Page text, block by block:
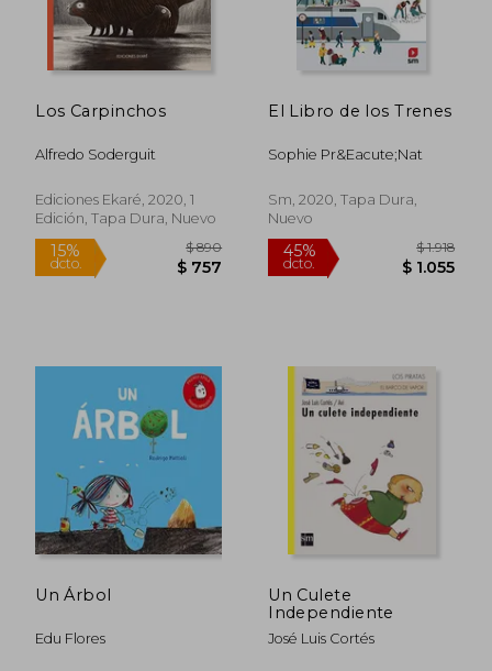
45% $ 1.308 40%
dcto.
40%
dcto.
Los Carpinchos
Alfredo Soderguit
Ediciones Ekaré, 2020, 1
Edición, Tapa Dura, Nuevo
El Libro de los Trenes
Sophie Pr&Eacute;Nat
Sm, 2020, Tapa Dura,
Nuevo
Un Árbol
Edu Flores
Un Culete
Independiente
José Luis Cortés